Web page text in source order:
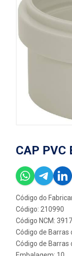
CAP PVC
Código do
Código: 210990
Código NCM:
Código de
Código de Barras